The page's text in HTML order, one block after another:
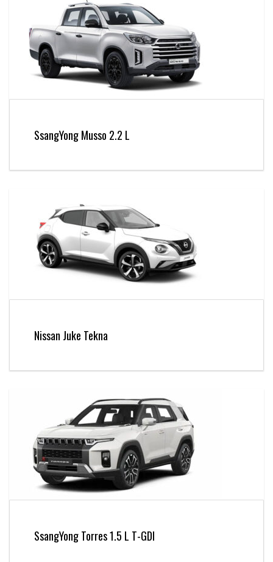
SsangYong Musso 2.2 L
Nissan Juke Tekna
SsangYong Torres 1.5 L T-GDI